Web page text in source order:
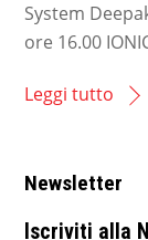
System
ore 16.00
Leggi tutto
Newsletter
Iscriviti alla